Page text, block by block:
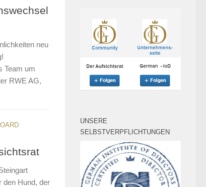
neu
Team um
RWE AG,
den Hund, der
UNSERE
SELBSTVERPFLICHTUNGEN